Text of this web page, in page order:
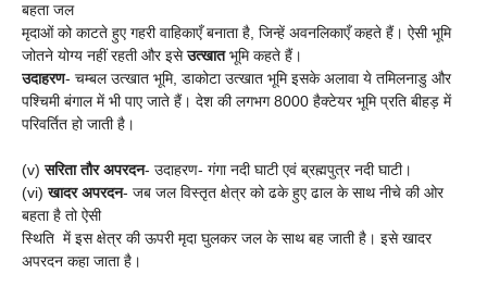
बहता जल
मृदाओं को काटते हुए गहरी वाहिकाएँ बनाता है, जिन्हें अवनलिकाएँ कहते हैं। ऐसी भूमि
जोतने योग्य नहीं रहती और इसेउत्खातभूमि कहते हैं।
उदाहरण- चम्बल उत्खात भूमि, डाकोटा उत्खात भूमि इसके अलावा ये तमिलनाडु और
पश्चिमी बंगाल में भी पाए जाते हैं। देश की लगभग 8000 हैक्टेयर भूमि प्रति बीहड़ में
परिवर्तित हो जाती है।
(v)सरिता तौर अपरदन- उदाहरण- गंगा नदी घाटी एवं ब्रह्मपुत्र नदी घाटी।
(vi)खादर अपरदन- जब जल विस्तृत क्षेत्र को ढके हुए ढाल के साथ नीचे की ओर
बहता है तो ऐसी
स्थिति में इस क्षेत्र की ऊपरी मृदा घुलकर जल के साथ बह जाती है। इसे खादर
अपरदन कहा जाता है।